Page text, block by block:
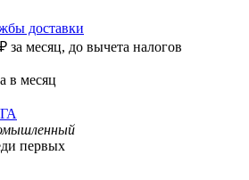
доставки
₽ за месяц, до вычета налогов
в месяц
первых